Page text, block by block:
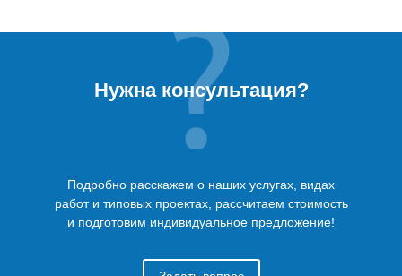
Нужна консультация?
Подробно расскажем о наших услугах, видах
работ и типовых проектах, рассчитаем стоимость
и подготовим индивидуальное предложение!